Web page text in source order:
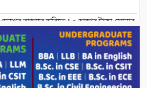
দেশের বাজারে ভরিতে ১০ হাজার টাকা সোনার
দাম বাড়ানোর ঘোষণা।
ভারপ্রাপ্ত রাষ্ট্রপতি হাফিজ উদ্দিন আহমদের
সাথে এইচটি বাংলা অনলাইন পোর্টাল ও আইপি
টিভির সম্পাদক মোঃ ইসমাইল হোসেনের